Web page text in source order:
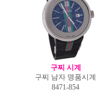
구찌 시계
구찌 남자 명품시계
8471-854